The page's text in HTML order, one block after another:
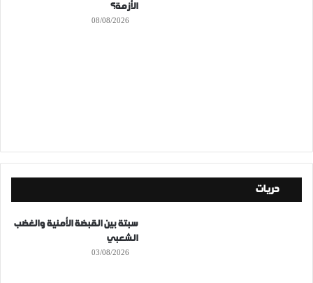
الأزمة؟
08/08/2026
حريات
سبتة بين القبضة الأمنية والغضب
الشعبي
03/08/2026